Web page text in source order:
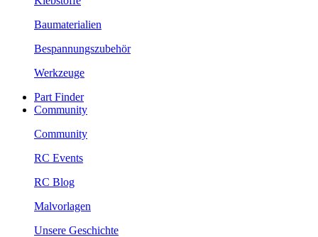
Baumaterialien
Bespannungszubehör
Werkzeuge
Part Finder
Community
Community
RC Events
RC Blog
Malvorlagen
Unsere Geschichte